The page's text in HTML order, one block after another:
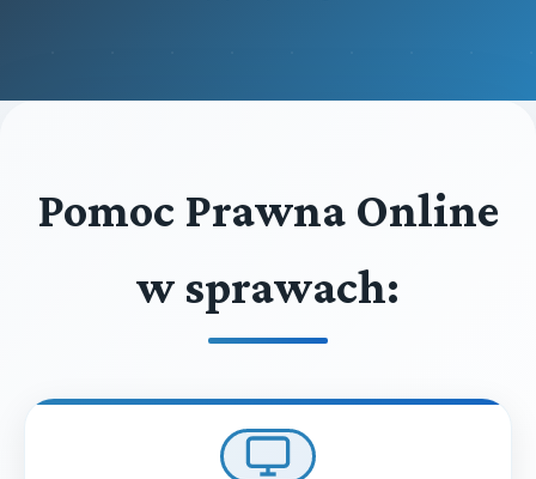
Pomoc Prawna Online
w sprawach: